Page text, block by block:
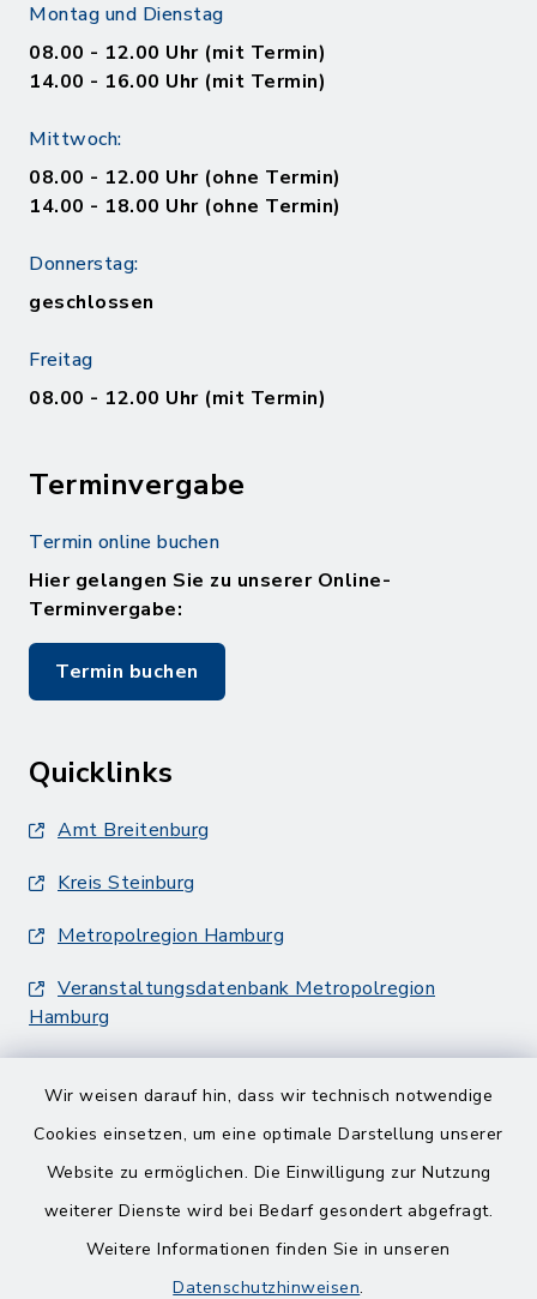
Wir weisen darauf hin, dass wir technisch notwendige
Cookies einsetzen, um eine optimale Darstellung unserer
Website zu ermöglichen. Die Einwilligung zur Nutzung
weiterer Dienste wird bei Bedarf gesondert abgefragt.
Weitere Informationen finden Sie in unseren
Datenschutzhinweisen.
Montag und Dienstag
08.00 - 12.00 Uhr (mit Termin)
14.00 - 16.00 Uhr (mit Termin)
Mittwoch:
08.00 - 12.00 Uhr (ohne Termin)
14.00 - 18.00 Uhr (ohne Termin)
Donnerstag:
geschlossen
Freitag
08.00 - 12.00 Uhr (mit Termin)
Terminvergabe
Termin online buchen
Hier gelangen Sie zu unserer Online-
Terminvergabe:
Termin buchen
Quicklinks
Amt Breitenburg
Kreis Steinburg
Metropolregion Hamburg
Veranstaltungsdatenbank Metropolregion
Hamburg
Barrierefreiheit